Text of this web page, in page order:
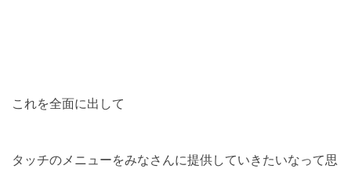
これを全面に出して
タッチのメニューをみなさんに提供していきたいなって思